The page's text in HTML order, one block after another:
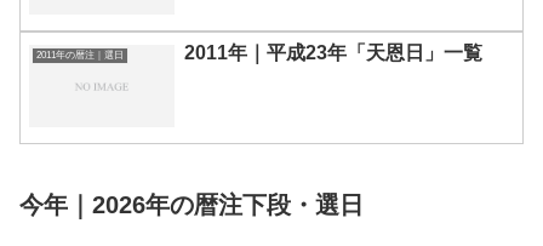
2011年の暦注｜選日 2011年｜平成23年「天恩日」一覧
今年｜2026年の暦注下段・選日